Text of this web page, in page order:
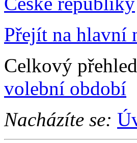
Přejít na hlavní
Celkový
volební období
Nacházíte se: